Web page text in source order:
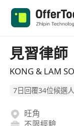
見習律師
KONG & LAM
7日回覆34位候選人
旺角